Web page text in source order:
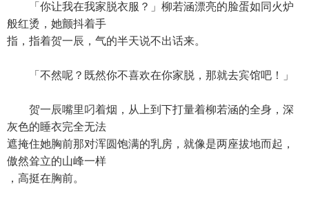
「你让我在我家脱衣服？」柳若涵漂亮的脸蛋如同火炉
般红烫，她颤抖着手
指，指着贺一辰，气的半天说不出话来。
「不然呢？既然你不喜欢在你家脱，那就去宾馆吧！」
贺一辰嘴里叼着烟，从上到下打量着柳若涵的全身，深
灰色的睡衣完全无法
遮掩住她胸前那对浑圆饱满的乳房，就像是两座拔地而起，
傲然耸立的山峰一样
，高挺在胸前。